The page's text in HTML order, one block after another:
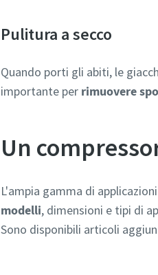
Pulitura a secco
Quando porti gli abiti, le
importante per rimuovere
Un
L'ampia gamma di
modelli, dimensioni e tipi di
Sono disponibili articoli